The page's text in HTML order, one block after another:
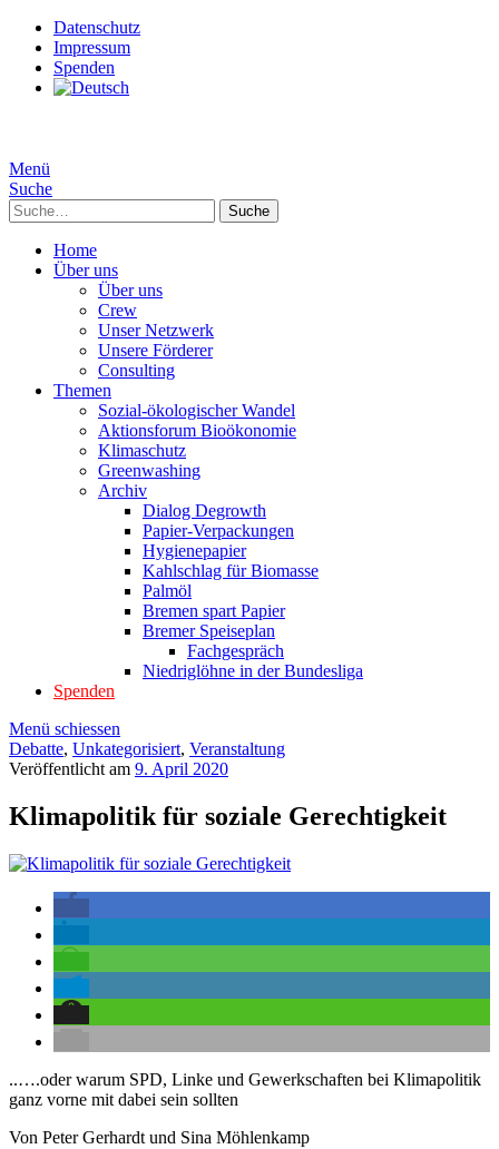
Datenschutz
Impressum
Spenden
Menü
Suche
Suche
Home
Über uns
Über uns
Crew
Unser Netzwerk
Unsere Förderer
Consulting
Themen
Sozial-ökologischer Wandel
Aktionsforum Bioökonomie
Klimaschutz
Greenwashing
Archiv
Dialog Degrowth
Papier-Verpackungen
Hygienepapier
Kahlschlag für Biomasse
Palmöl
Bremen spart Papier
Bremer Speiseplan
Fachgespräch
Niedriglöhne in der Bundesliga
Spenden
Menü schiessen
Debatte, Unkategorisiert, Veranstaltung
Veröffentlicht am 9. April 2020
Klimapolitik für soziale Gerechtigkeit
..….oder warum SPD, Linke und Gewerkschaften bei Klimapolitik
ganz vorne mit dabei sein sollten
Von Peter Gerhardt und Sina Möhlenkamp